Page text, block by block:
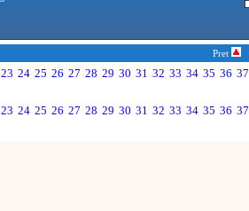
Pret
23 24 25 26 27 28 29 30 31 32 33 34 35 36 37
23 24 25 26 27 28 29 30 31 32 33 34 35 36 37